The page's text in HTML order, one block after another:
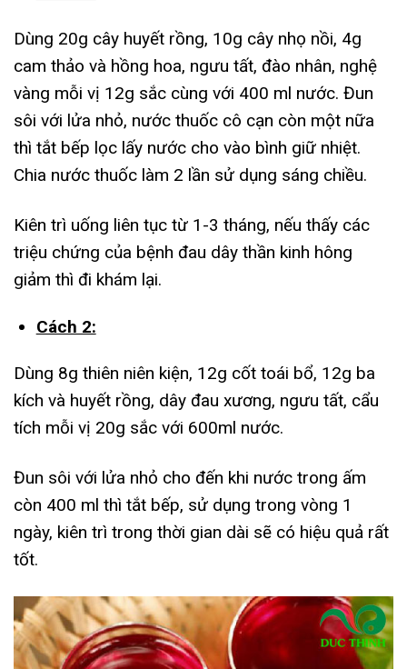
Dùng 20g cây huyết rồng, 10g cây nhọ nồi, 4g
cam thảo và hồng hoa, ngưu tất, đào nhân, nghệ
vàng mỗi vị 12g sắc cùng với 400 ml nước. Đun
sôi với lửa nhỏ, nước thuốc cô cạn còn một nữa
thì tắt bếp lọc lấy nước cho vào bình giữ nhiệt.
Chia nước thuốc làm 2 lần sử dụng sáng chiều.
Kiên trì uống liên tục từ 1-3 tháng, nếu thấy các
triệu chứng của bệnh đau dây thần kinh hông
giảm thì đi khám lại.
Cách 2:
Dùng 8g thiên niên kiện, 12g cốt toái bổ, 12g ba
kích và huyết rồng, dây đau xương, ngưu tất, cẩu
tích mỗi vị 20g sắc với 600ml nước.
Đun sôi với lửa nhỏ cho đến khi nước trong ấm
còn 400 ml thì tắt bếp, sử dụng trong vòng 1
ngày, kiên trì trong thời gian dài sẽ có hiệu quả rất
tốt.